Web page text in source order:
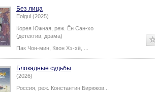
Без лица
Eolgul (2025)
Корея Южная, реж. Ён Сан-хо
(детектив, драма)
Пак Чон-мин Квон Хэ-хё
Блокадные судьбы
(2026)
Россия, реж. Константин Бирюков